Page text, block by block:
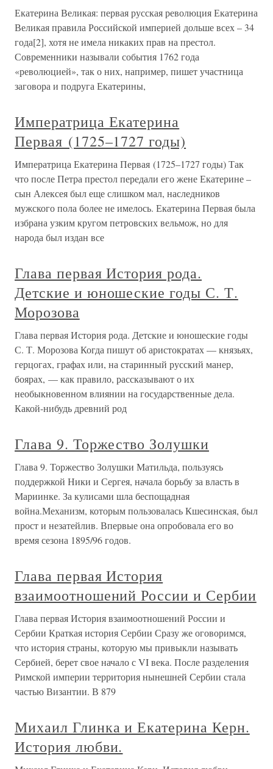
Екатерина Великая: первая русская революция Екатерина
Великая правила Российской империей дольше всех – 34
года[2], хотя не имела никаких прав на престол.
Современники называли события 1762 года
«революцией», так о них, например, пишет участница
заговора и подруга Екатерины,
Императрица Екатерина
Первая (1725–1727 годы)
Императрица Екатерина Первая (1725–1727 годы) Так
что после Петра престол передали его жене Екатерине –
сын Алексея был еще слишком мал, наследников
мужского пола более не имелось. Екатерина Первая была
избрана узким кругом петровских вельмож, но для
народа был издан все
Глава первая История рода.
Детские и юношеские годы С. Т.
Морозова
Глава первая История рода. Детские и юношеские годы
С. Т. Морозова Когда пишут об аристократах — князьях,
герцогах, графах или, на старинный русский манер,
боярах, — как правило, рассказывают о их
необыкновенном влиянии на государственные дела.
Какой-нибудь древний род
Глава 9. Торжество Золушки
Глава 9. Торжество Золушки Матильда, пользуясь
поддержкой Ники и Сергея, начала борьбу за власть в
Мариинке. За кулисами шла беспощадная
война.Механизм, которым пользовалась Кшесинская, был
прост и незатейлив. Впервые она опробовала его во
время сезона 1895/96 годов.
Глава первая История
взаимоотношений России и Сербии
Глава первая История взаимоотношений России и
Сербии Краткая история Сербии Сразу же оговоримся,
что история страны, которую мы привыкли называть
Сербией, берет свое начало с VI века. После разделения
Римской империи территория нынешней Сербии стала
частью Византии. В 879
Михаил Глинка и Екатерина Керн.
История любви.